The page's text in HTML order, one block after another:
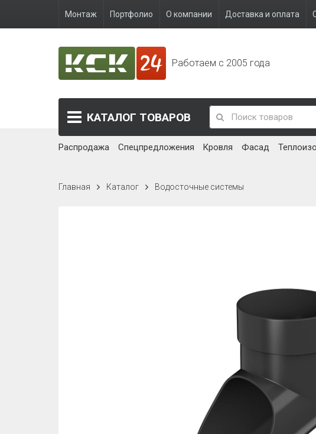
Монтаж Портфолио О компании Доставка и оплата
Работаем с 2005 года
КАТАЛОГ ТОВАРОВ
Распродажа Спецпредложения Кровля Фасад
Главная Каталог Водосточные системы